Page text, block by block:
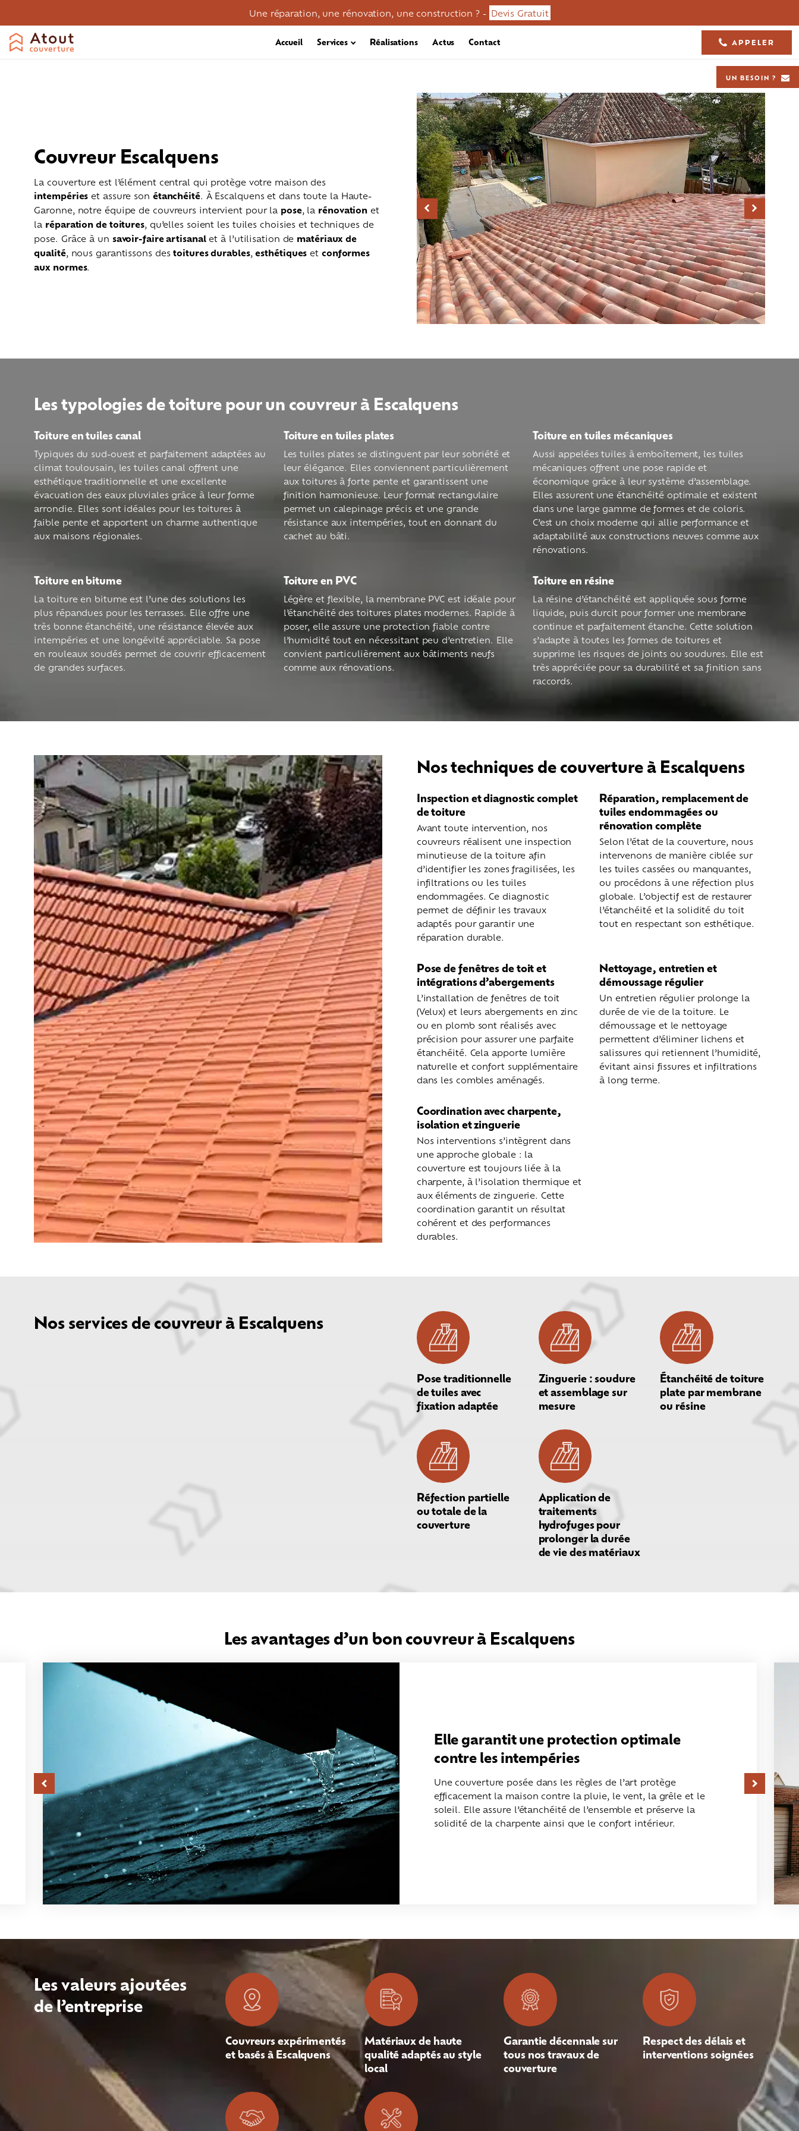
Une réparation, une rénovation, une construction ? - Devis Gratuit
Accueil Services
Couverture Désamiantage Entretien / démoussage Réparation toiture Zinguerie Isolation toiture Charpente
Réalisations Actus Contact 05 61 36 23 68
APPELER
Couvreur Escalquens
La couverture est l’élément central qui protège votre maison des
intempéries et assure son étanchéité. À Escalquens et dans toute la Haute-
Garonne, notre équipe de couvreurs intervient pour la pose, la rénovation et
la réparation de toitures, qu’elles soient les tuiles choisies et techniques de
pose. Grâce à un savoir-faire artisanalet à l’utilisation de matériaux de
qualité, nous garantissons destoitures durables,esthétiques et conformes
aux normes.
Les typologies de toiture pour un couvreur à Escalquens
Toiture en tuiles canal
Typiques du sud-ouest et parfaitement adaptées au
climat toulousain, les tuiles canal offrent une
esthétique traditionnelle et une excellente
évacuation des eaux pluviales grâce à leur forme
arrondie. Elles sont idéales pour les toitures à
faible pente et apportent un charme authentique
aux maisons régionales.
Toiture en tuiles plates
Les tuiles plates se distinguent par leur sobriété et
leur élégance. Elles conviennent particulièrement
aux toitures à forte pente et garantissent une
finition harmonieuse. Leur format rectangulaire
permet un calepinage précis et une grande
résistance aux intempéries, tout en donnant du
cachet au bâti.
Toiture en tuiles mécaniques
Aussi appelées tuiles à emboîtement, les tuiles
mécaniques offrent une pose rapide et
économique grâce à leur système d’assemblage.
Elles assurent une étanchéité optimale et existent
dans une large gamme de formes et de coloris.
C’est un choix moderne qui allie performance et
adaptabilité aux constructions neuves comme aux
rénovations.
Toiture en bitume
La toiture en bitume est l’une des solutions les
plus répandues pour les terrasses. Elle offre une
très bonne étanchéité, une résistance élevée aux
intempéries et une longévité appréciable. Sa pose
en rouleaux soudés permet de couvrir efficacement
de grandes surfaces.
Toiture en PVC
Légère et flexible, la membrane PVC est idéale pour
l’étanchéité des toitures plates modernes. Rapide à
poser, elle assure une protection fiable contre
l’humidité tout en nécessitant peu d’entretien. Elle
convient particulièrement aux bâtiments neufs
comme aux rénovations.
Toiture en résine
La résine d’étanchéité est appliquée sous forme
liquide, puis durcit pour former une membrane
continue et parfaitement étanche. Cette solution
s’adapte à toutes les formes de toitures et
supprime les risques de joints ou soudures. Elle est
très appréciée pour sa durabilité et sa finition sans
raccords.
Nos techniques de couverture à Escalquens
Inspection et diagnostic complet
de toiture
Avant toute intervention, nos
couvreurs réalisent une inspection
minutieuse de la toiture afin
d’identifier les zones fragilisées, les
infiltrations ou les tuiles
endommagées. Ce diagnostic
permet de définir les travaux
adaptés pour garantir une
réparation durable.
Réparation, remplacement de
tuiles endommagées ou
rénovation complète
Selon l’état de la couverture, nous
intervenons de manière ciblée sur
les tuiles cassées ou manquantes,
ou procédons à une réfection plus
globale. L’objectif est de restaurer
l’étanchéité et la solidité du toit
tout en respectant son esthétique.
Pose de fenêtres de toit et
intégrations d’abergements
L’installation de fenêtres de toit
(Velux) et leurs abergements en zinc
ou en plomb sont réalisés avec
précision pour assurer une parfaite
étanchéité. Cela apporte lumière
naturelle et confort supplémentaire
dans les combles aménagés.
Nettoyage, entretien et
démoussage régulier
Un entretien régulier prolonge la
durée de vie de la toiture. Le
démoussage et le nettoyage
permettent d’éliminer lichens et
salissures qui retiennent l’humidité,
évitant ainsi fissures et infiltrations
à long terme.
Coordination avec charpente,
isolation et zinguerie
Nos interventions s’intègrent dans
une approche globale : la
couverture est toujours liée à la
charpente, à l’isolation thermique et
aux éléments de zinguerie. Cette
coordination garantit un résultat
cohérent et des performances
durables.
Nos services de couvreur à Escalquens
Pose traditionnelle
de tuiles avec
fixation adaptée
Zinguerie : soudure
et assemblage sur
mesure
Étanchéité de toiture
plate par membrane
ou résine
Réfection partielle
ou totale de la
couverture
Application de
traitements
hydrofuges pour
prolonger la durée
de vie des matériaux
Les avantages d’un bon couvreur à Escalquens
Elle garantit une protection optimale
contre les intempéries
Une couverture posée dans les règles de l’art protège
efficacement la maison contre la pluie, le vent, la grêle et le
soleil. Elle assure l’étanchéité de l’ensemble et préserve la
solidité de la charpente ainsi que le confort intérieur.
Les valeurs ajoutées
de l’entreprise
Couvreurs expérimentés
et basés à Escalquens
Matériaux de haute
qualité adaptés au style
local
Garantie décennale sur
tous nos travaux de
couverture
Respect des délais et
interventions soignées
UN BESOIN ?